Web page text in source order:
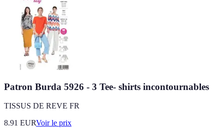
Patron Burda 5926 - 3 Tee- shirts incontournables
TISSUS DE REVE FR
8.91 EURVoir le prix